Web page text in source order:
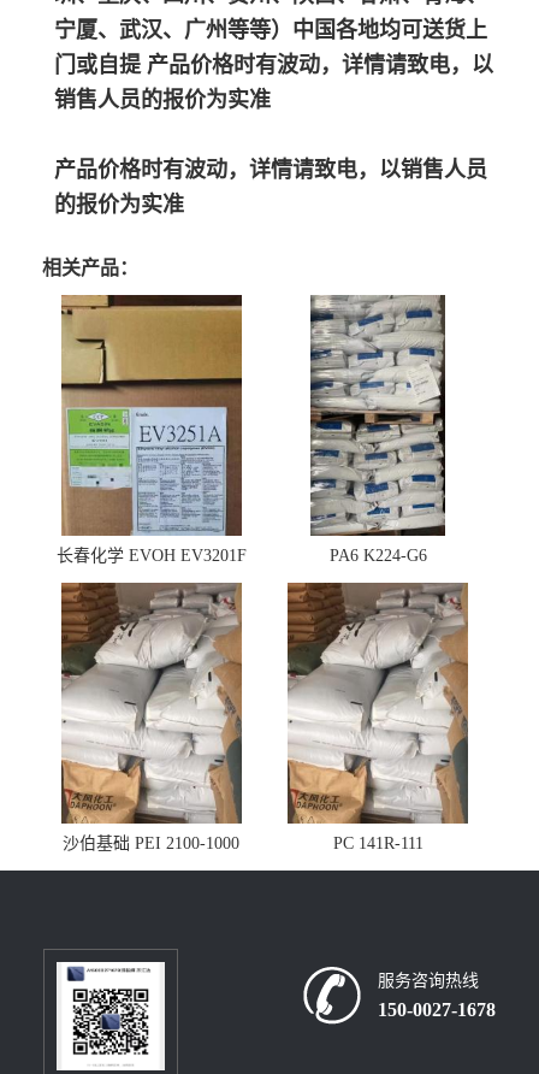
宁厦、武汉、广州等等）中国各地均可送货上
门或自提 产品价格时有波动，详情请致电，以
销售人员的报价为实准
产品价格时有波动，详情请致电，以销售人员
的报价为实准
相关产品：
长春化学 EVOH EV3201F PA6 K224-G6
沙伯基础 PEI 2100-1000 PC 141R-111
服务咨询热线
150-0027-1678